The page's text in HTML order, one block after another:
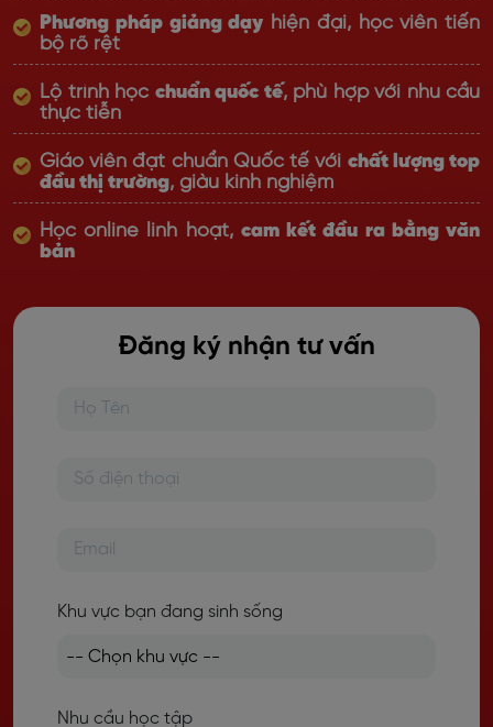
Phương pháp giảng dạy hiện đại, học viên tiến
bộ rõ rệt
Lộ trình học chuẩn quốc tế, phù hợp với nhu cầu
thực tiễn
Giáo viên đạt chuẩn Quốc tế với chất lượng top
đầu thị trường, giàu kinh nghiệm
Học online linh hoạt, cam kết đầu ra bằng văn
bản
Đăng ký nhận tư vấn
Khu vực bạn đang sinh sống
Nhu cầu học tập